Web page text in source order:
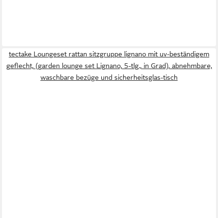
tectake Loungeset rattan sitzgruppe lignano mit uv-beständigem
geflecht, (garden lounge set Lignano, 5-tlg., in Grad), abnehmbare,
waschbare bezüge und sicherheitsglas-tisch